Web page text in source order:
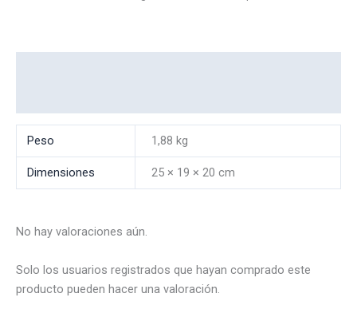
Peso 1,88 kg
Dimensiones 25 × 19 × 20 cm
No hay valoraciones aún.
Solo los usuarios registrados que hayan comprado este
producto pueden hacer una valoración.